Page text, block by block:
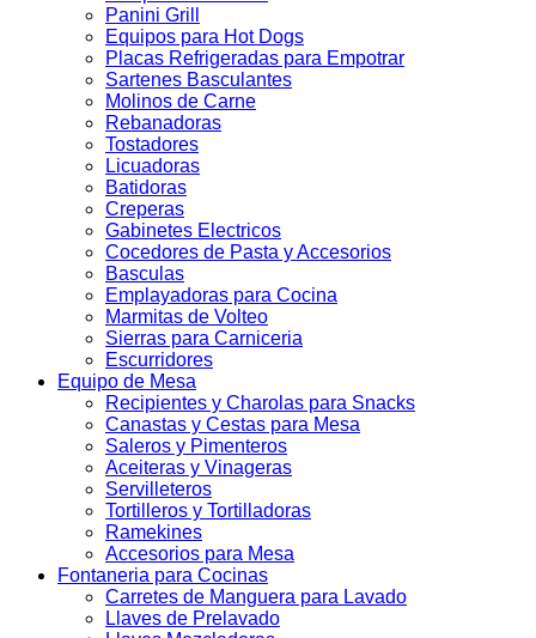
Panini Grill
Equipos para Hot Dogs
Placas Refrigeradas para Empotrar
Sartenes Basculantes
Molinos de Carne
Rebanadoras
Tostadores
Licuadoras
Batidoras
Creperas
Gabinetes Electricos
Cocedores de Pasta y Accesorios
Basculas
Emplayadoras para Cocina
Marmitas de Volteo
Sierras para Carniceria
Escurridores
Equipo de Mesa
Recipientes y Charolas para Snacks
Canastas y Cestas para Mesa
Saleros y Pimenteros
Aceiteras y Vinageras
Servilleteros
Tortilleros y Tortilladoras
Ramekines
Accesorios para Mesa
Fontaneria para Cocinas
Carretes de Manguera para Lavado
Llaves de Prelavado